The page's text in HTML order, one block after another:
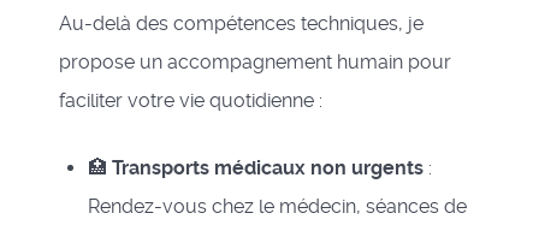
Au-delà des compétences techniques, je
propose un accompagnement humain pour
faciliter votre vie quotidienne :
🏥 Transports médicaux non urgents :
Rendez-vous chez le médecin, séances de